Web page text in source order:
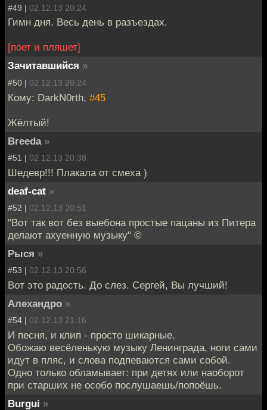
#49 | 02.12.13 20:24
Гимн дня. Весь день в разъездах.
[поет и пляшет]
Зачитавшийся »
#50 | 02.12.13 20:24
Кому: DarkN0rth, #45
Жёлтый!
Breeda »
#51 | 02.12.13 20:38
Шедевр!!! Плакала от смеха )
deaf-cat »
#52 | 02.12.13 20:51
"Вот так вот без выебона простые пацаны из Питера
делают ахуенную музыку" ©
Рыся »
#53 | 02.12.13 20:56
Вот это радость. До слез. Сергей, Вы лучший!
Алехандро »
#54 | 02.12.13 21:16
И песня, и клип - просто шикарные.
Обожаю весёленькую музыку Ленинграда, ноги сами
идут в пляс, и слова подпеваются сами собой.
Одно только обламывает: при детях или наоборот
при старших не особо послушаешь/попоёшь.
Burgui »